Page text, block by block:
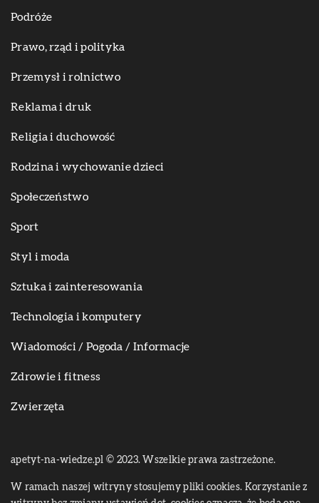
Podróże
Prawo, rząd i polityka
Przemysł i rolnictwo
Reklama i druk
Religia i duchowość
Rodzina i wychowanie dzieci
Społeczeństwo
Sport
Styl i moda
Sztuka i zainteresowania
Technologia i komputery
Wiadomości / Pogoda / Informacje
Zdrowie i fitness
Zwierzęta
apetyt-na-wiedze.pl © 2023. Wszelkie prawa zastrzeżone.
W ramach naszej witryny stosujemy pliki cookies. Korzystanie z